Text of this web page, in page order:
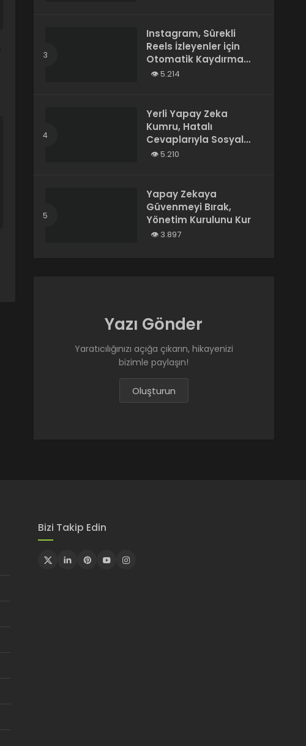
Instagram, Sürekli
Reels İzleyenler için
Otomatik Kaydırma
Özelliğini Test Ediyor
5.214
Yerli Yapay Zeka
Kumru, Hatalı
Cevaplarıyla Sosyal
Medyada Gündem
5.210
Yapay Zekaya
Güvenmeyi Bırak,
Yönetim Kurulunu Kur
3.897
Yazı Gönder
Yaratıcılığınızı açığa çıkarın, hikayenizi
bizimle paylaşın!
Oluşturun
Bizi Takip Edin